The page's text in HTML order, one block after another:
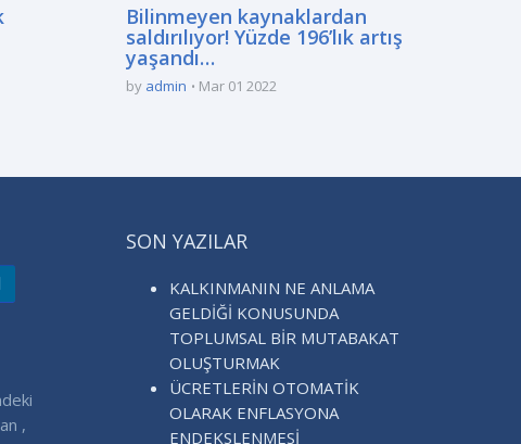
Bilinmeyen kaynaklardan
saldırılıyor! Yüzde 196’lık artış
yaşandı…
by admin Mar 01 2022
,
SON YAZILAR
KALKINMANIN NE ANLAMA
GELDİĞİ KONUSUNDA
TOPLUMSAL BİR MUTABAKAT
OLUŞTURMAK
ÜCRETLERİN OTOMATİK
OLARAK ENFLASYONA
ENDEKSLENMESİ